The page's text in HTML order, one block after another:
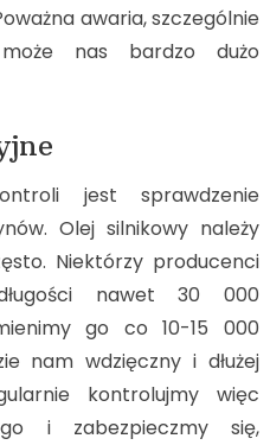
awaria, szczególnie
nas bardzo dużo
jest sprawdzenie
Olej silnikowy należy
Niektórzy producenci
nawet 30 000
go co 10-15 000
nam wdzięczny i dłużej
kontrolujmy więc
i zabezpieczmy się,